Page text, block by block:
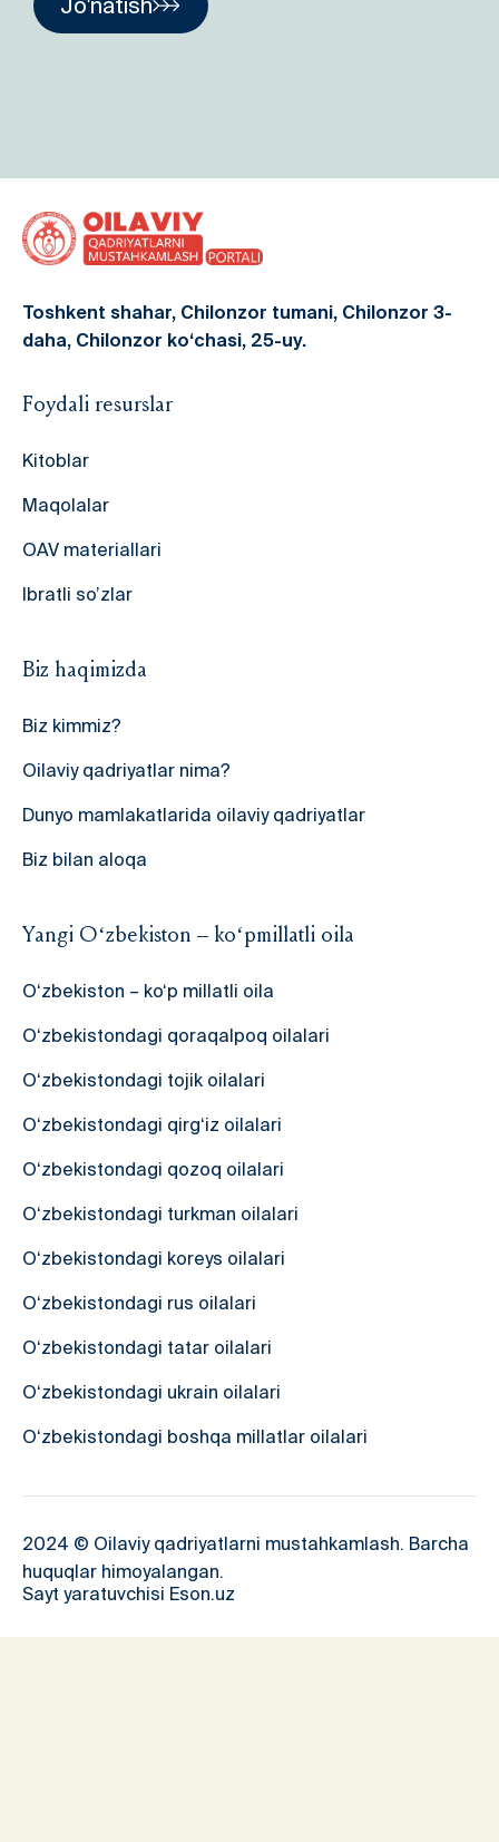
Jo'natish
Toshkent shahar, Chilonzor tumani, Chilonzor 3-
daha, Chilonzor ko‘chasi, 25-uy.
Biz haqimizda
Biz kimmiz?
Oilaviy qadriyatlar nima?
Dunyo mamlakatlarida oilaviy qadriyatlar
Biz bilan aloqa
Yangi O‘zbekiston – ko‘pmillatli oila
O‘zbekiston – ko‘p millatli oila
O‘zbekistondagi qoraqalpoq oilalari
O‘zbekistondagi tojik oilalari
O‘zbekistondagi qirg‘iz oilalari
O‘zbekistondagi qozoq oilalari
O‘zbekistondagi turkman oilalari
O‘zbekistondagi koreys oilalari
O‘zbekistondagi rus oilalari
O‘zbekistondagi tatar oilalari
O‘zbekistondagi ukrain oilalari
O‘zbekistondagi boshqa millatlar oilalari
Foydali resurslar
Kitoblar
Maqolalar
OAV materiallari
Ibratli so’zlar
2024 © Oilaviy qadriyatlarni mustahkamlash. Barcha
huquqlar himoyalangan.
Sayt yaratuvchisi Eson.uz